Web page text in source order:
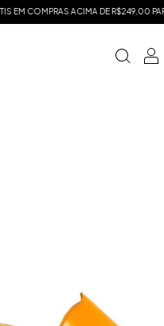
EM COMPRAS ACIMA DE R$249,00